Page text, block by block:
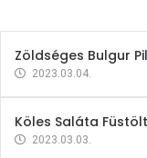
Zöldséges Bulgur
2023.03.04.
Köles Saláta
2023.03.03.